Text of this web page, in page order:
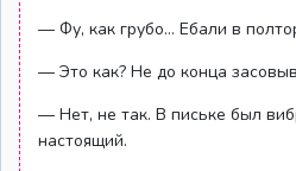
— Фу, как грубо… Ебали в
— Это как? Не до конца
— Нет, не так. В письке был
настоящий.